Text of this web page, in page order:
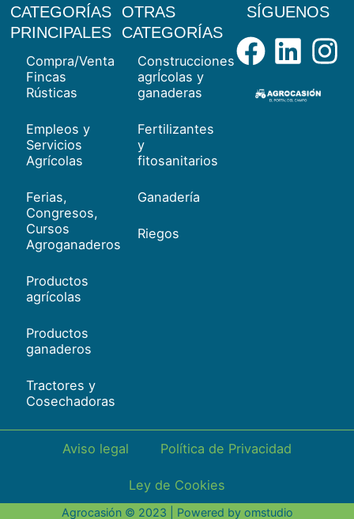
CATEGORÍAS
PRINCIPALES
Compra/Venta
Fincas
Rústicas
Empleos y
Servicios
Agrícolas
Ferias,
Congresos,
Cursos
Agroganaderos
Productos
agrícolas
Productos
ganaderos
Tractores y
Cosechadoras
OTRAS
CATEGORÍAS
Construcciones
agrÍcolas y
ganaderas
Fertilizantes
y
fitosanitarios
Ganadería
Riegos
SÍGUENOS
Aviso legal Política de Privacidad
Ley de Cookies
Agrocasión © 2023 | Powered by omstudio